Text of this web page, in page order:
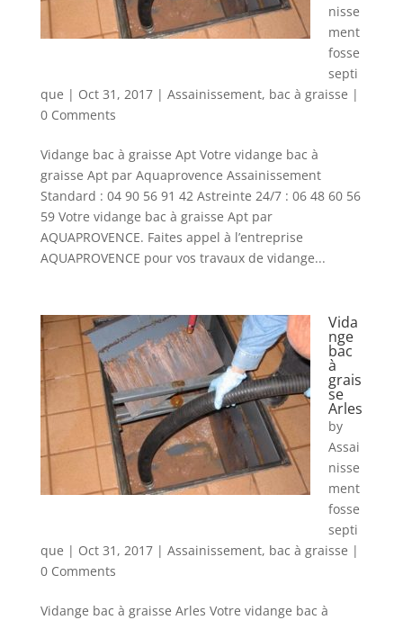
nisse
ment
fosse
septi
que | Oct 31, 2017| Assainissement, bac à graisse |
0 Comments
Vidange bac à graisse Apt Votre vidange bac à
graisse Apt par Aquaprovence Assainissement
Standard : 04 90 56 91 42 Astreinte 24/7 : 06 48 60 56
59 Votre vidange bac à graisse Apt par
AQUAPROVENCE. Faites appel à l’entreprise
AQUAPROVENCE pour vos travaux de vidange...
Vida
nge
bac
à
grais
se
Arles
by
Assai
nisse
ment
fosse
septi
que | Oct 31, 2017| Assainissement, bac à graisse |
0 Comments
Vidange bac à graisse Arles Votre vidange bac à